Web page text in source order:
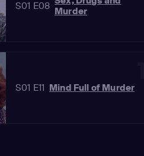
S01 E08 Murder
S01 E11 Mind Full of Murder